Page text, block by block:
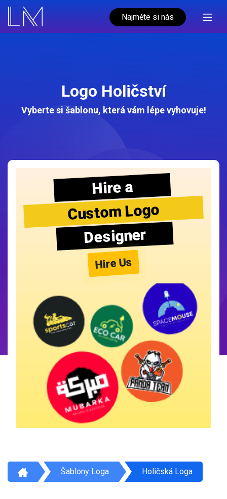
Najměte si nás
Logo Holičství
Vyberte si šablonu, která vám lépe vyhovuje!
Hire a
Custom Logo
Designer
Hire Us
Šablony Loga Holičská Loga